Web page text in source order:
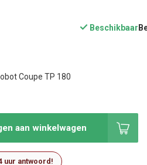
Beschikbaar
Coupe TP 180
aan winkelwagen
uur antwoord!